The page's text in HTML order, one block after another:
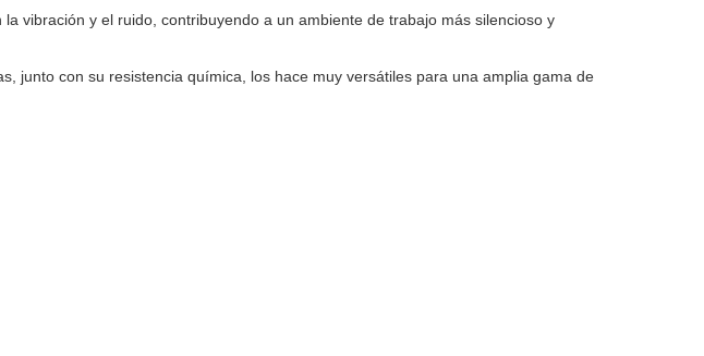
vibración y el ruido, contribuyendo a un ambiente de trabajo más silencioso y
junto con su resistencia química, los hace muy versátiles para una amplia gama de